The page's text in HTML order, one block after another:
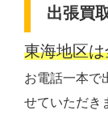
出張買
東海地区
お電話一本で
せていただき